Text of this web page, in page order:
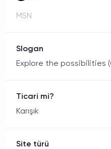
MSN
Slogan
Explore the possibilities
Ticari mi?
Karışık
Site türü